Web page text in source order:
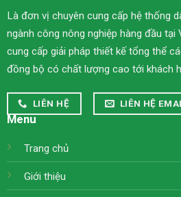
Là đơn vị chuyên cung cấp hệ thống
ngành công nông nghiệp hàng đầu tại
cung cấp giải pháp thiết kế tổng thể
đồng bộ có chất lượng cao tới khách
LIÊN HỆ LIÊN HỆ
Menu
Trang chủ
Giới thiệu